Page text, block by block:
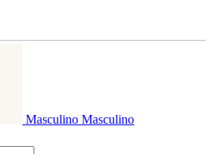
Masculino Masculino